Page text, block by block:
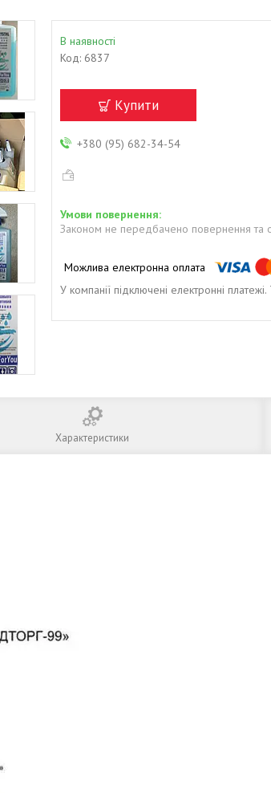
В наявності
Код: 6837
Купити
+380 (95) 682-34-54
Законом не передбачено повернення та
У компанії підключені електронні
Характеристики